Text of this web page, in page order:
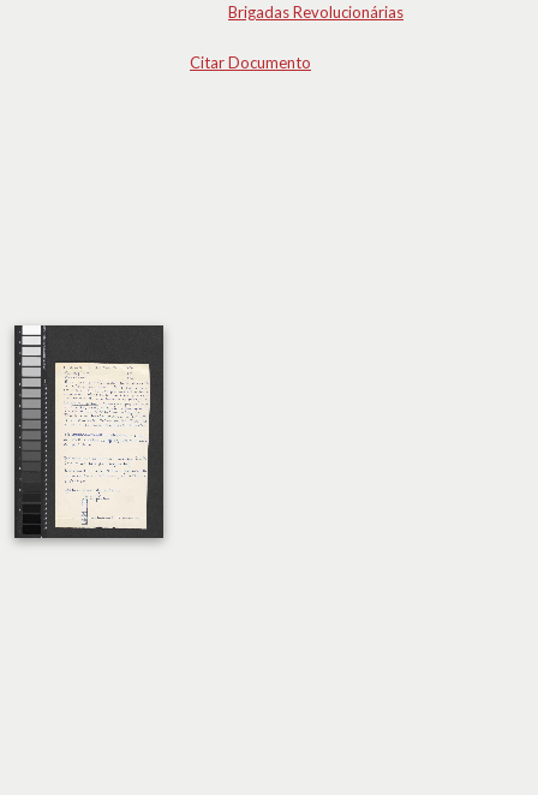
Brigadas Revolucionárias
Citar Documento